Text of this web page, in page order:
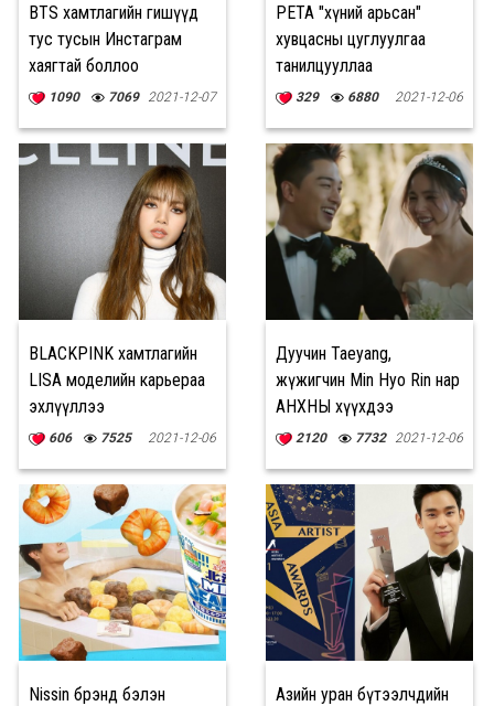
BTS хамтлагийн гишүүд
тус тусын Инстаграм
хаягтай боллоо
1090 7069 2021-12-07
PETA "хүний арьсан"
хувцасны цуглуулгаа
танилцууллаа
329 6880 2021-12-06
BLACKPINK хамтлагийн
LISA моделийн карьераа
эхлүүллээ
606 7525 2021-12-06
Дуучин Taeyang,
жүжигчин Min Hyo Rin нар
АНХНЫ хүүхдээ
өлгийдөн авлаа
2120 7732 2021-12-06
Nissin брэнд бэлэн
Азийн уран бүтээлчдийн